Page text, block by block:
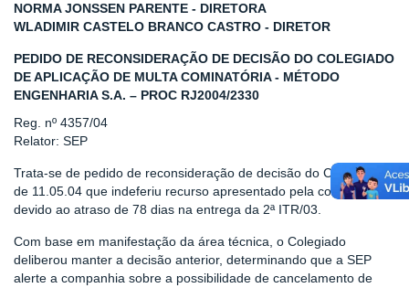
NORMA JONSSEN PARENTE - DIRETORA
WLADIMIR CASTELO BRANCO CASTRO - DIRETOR
PEDIDO DE RECONSIDERAÇÃO DE DECISÃO DO COLEGIADO
DE APLICAÇÃO DE MULTA COMINATÓRIA - MÉTODO
ENGENHARIA S.A. – PROC RJ2004/2330
Reg. nº 4357/04
Relator: SEP
Trata-se de pedido de reconsideração de decisão do Colegiado
de 11.05.04 que indeferiu recurso apresentado pela companhia
devido ao atraso de 78 dias na entrega da 2ª ITR/03.
Com base em manifestação da área técnica, o Colegiado
deliberou manter a decisão anterior, determinando que a SEP
alerte a companhia sobre a possibilidade de cancelamento de